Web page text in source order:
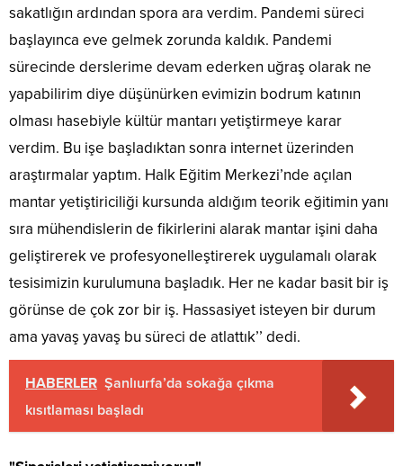
sakatlığın ardından spora ara verdim. Pandemi süreci
başlayınca eve gelmek zorunda kaldık. Pandemi
sürecinde derslerime devam ederken uğraş olarak ne
yapabilirim diye düşünürken evimizin bodrum katının
olması hasebiyle kültür mantarı yetiştirmeye karar
verdim. Bu işe başladıktan sonra internet üzerinden
araştırmalar yaptım. Halk Eğitim Merkezi’nde açılan
mantar yetiştiriciliği kursunda aldığım teorik eğitimin yanı
sıra mühendislerin de fikirlerini alarak mantar işini daha
geliştirerek ve profesyonelleştirerek uygulamalı olarak
tesisimizin kurulumuna başladık. Her ne kadar basit bir iş
görünse de çok zor bir iş. Hassasiyet isteyen bir durum
ama yavaş yavaş bu süreci de atlattık’’ dedi.
HABERLER Şanlıurfa’da sokağa çıkma
kısıtlaması başladı